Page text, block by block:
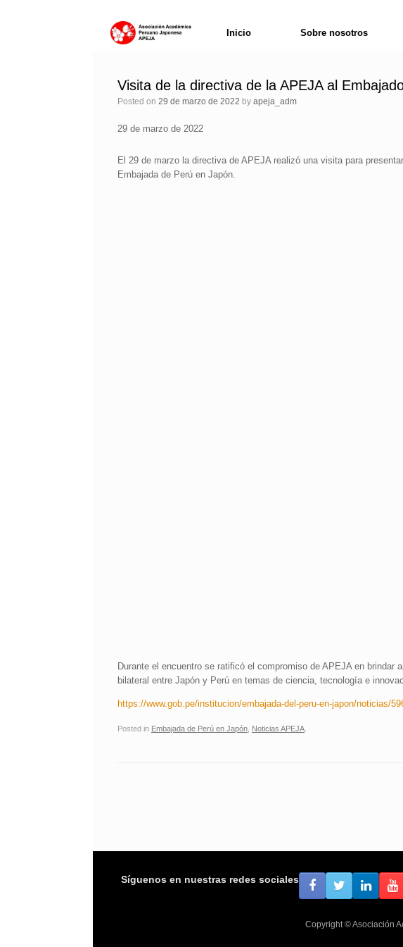
content
Inicio Sobre nosotros
Visita de la directiva de la APEJA al
Posted on 29 de marzo de 2022 by apeja_adm
29 de marzo de 2022
El 29 de marzo la directiva de APEJA realizó una visita para
Embajada de Perú en Japón.
Durante el encuentro se ratificó el compromiso de APEJA en
bilateral entre Japón y Perú en temas de ciencia, tecnología e
https://www.gob.pe/institucion/embajada-del-peru-en-japon/noticias/
Posted in Embajada de Perú en Japón Noticias APEJA
Síguenos en nuestras redes sociales
Copyright © Asociación